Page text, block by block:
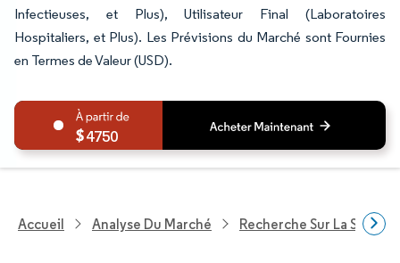
Infectieuses, et Plus), Utilisateur Final (Laboratoires
Hospitaliers, et Plus). Les Prévisions du Marché sont Fournies
en Termes de Valeur (USD).
4750
Accueil Analyse Du Marché Recherche Sur La Santé